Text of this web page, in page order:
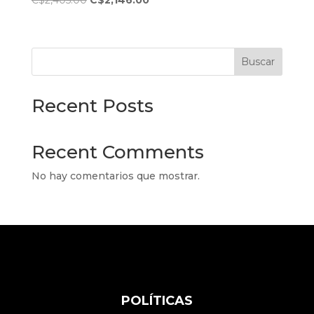
era:
es:
Buscar
Recent Posts
Recent Comments
No hay comentarios que mostrar.
POLÍTICAS